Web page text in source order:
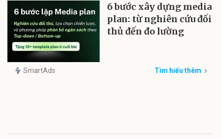
6 bước xây dựng media
plan: từ nghiên cứu đối
thủ đến đo lường
SmartAds Tìm hiểu thêm